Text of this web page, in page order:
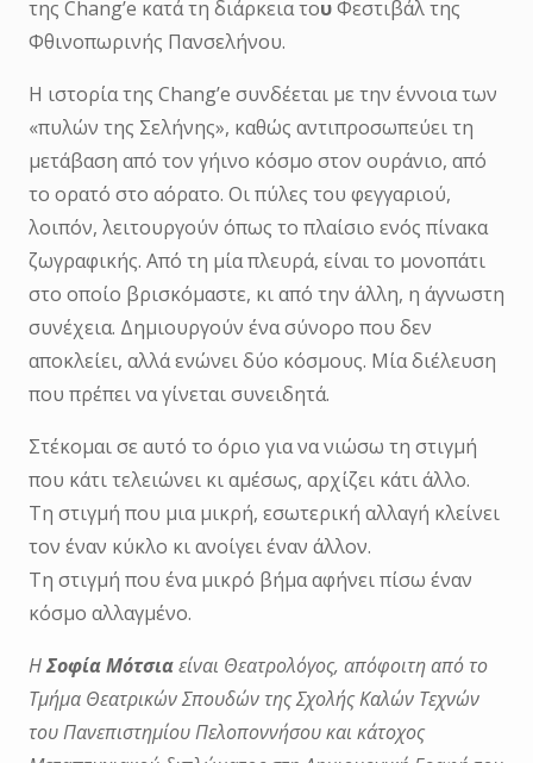
της Chang’e κατά τη διάρκεια τουΦεστιβάλ της
Φθινοπωρινής Πανσελήνου.
Η ιστορία της Chang’e συνδέεται με την έννοια των
«πυλών της Σελήνης», καθώς αντιπροσωπεύει τη
μετάβαση από τον γήινο κόσμο στον ουράνιο, από
το ορατό στο αόρατο. Οι πύλες του φεγγαριού,
λοιπόν, λειτουργούν όπως το πλαίσιο ενός πίνακα
ζωγραφικής. Από τη μία πλευρά, είναι το μονοπάτι
στο οποίο βρισκόμαστε, κι από την άλλη, η άγνωστη
συνέχεια. Δημιουργούν ένα σύνορο που δεν
αποκλείει, αλλά ενώνει δύο κόσμους. Μία διέλευση
που πρέπει να γίνεται συνειδητά.
Στέκομαι σε αυτό το όριο για να νιώσω τη στιγμή
που κάτι τελειώνει κι αμέσως, αρχίζει κάτι άλλο.
Τη στιγμή που μια μικρή, εσωτερική αλλαγή κλείνει
τον έναν κύκλο κι ανοίγει έναν άλλον.
Τη στιγμή που ένα μικρό βήμα αφήνει πίσω έναν
κόσμο αλλαγμένο.
HΣοφία Μότσιαείναι Θεατρολόγος, απόφοιτη από το
Τμήμα Θεατρικών Σπουδών της Σχολής Καλών Τεχνών
του Πανεπιστημίου Πελοποννήσου και κάτοχος